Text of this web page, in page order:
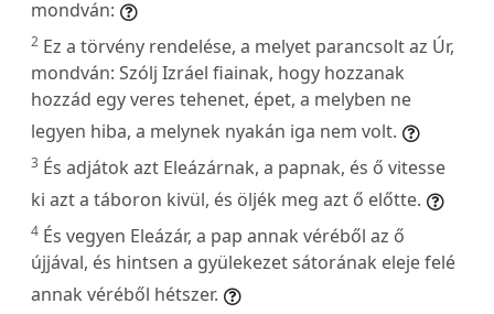
mondván:
2 Ez a törvény rendelése, a melyet parancsolt az Úr,
mondván: Szólj Izráel fiainak, hogy hozzanak
hozzád egy veres tehenet, épet, a melyben ne
legyen hiba, a melynek nyakán iga nem volt.
3 És adjátok azt Eleázárnak, a papnak, és ő vitesse
ki azt a táboron kivül, és öljék meg azt ő előtte.
4 És vegyen Eleázár, a pap annak véréből az ő
újjával, és hintsen a gyülekezet sátorának eleje felé
annak véréből hétszer.